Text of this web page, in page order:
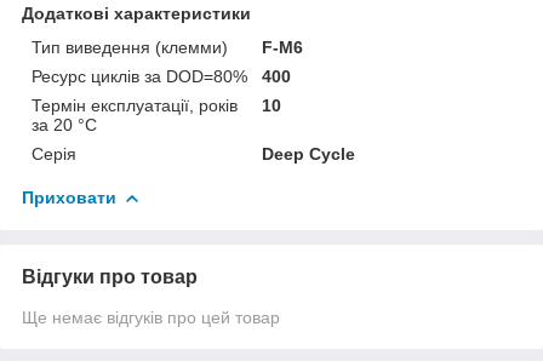
Додаткові характеристики
Тип виведення (клемми)
F-M6
Ресурс циклів за DOD=80%
400
Термін експлуатації, років
за 20 °C
10
Серія Deep Cycle
Приховати
Відгуки про товар
Ще немає відгуків про цей товар